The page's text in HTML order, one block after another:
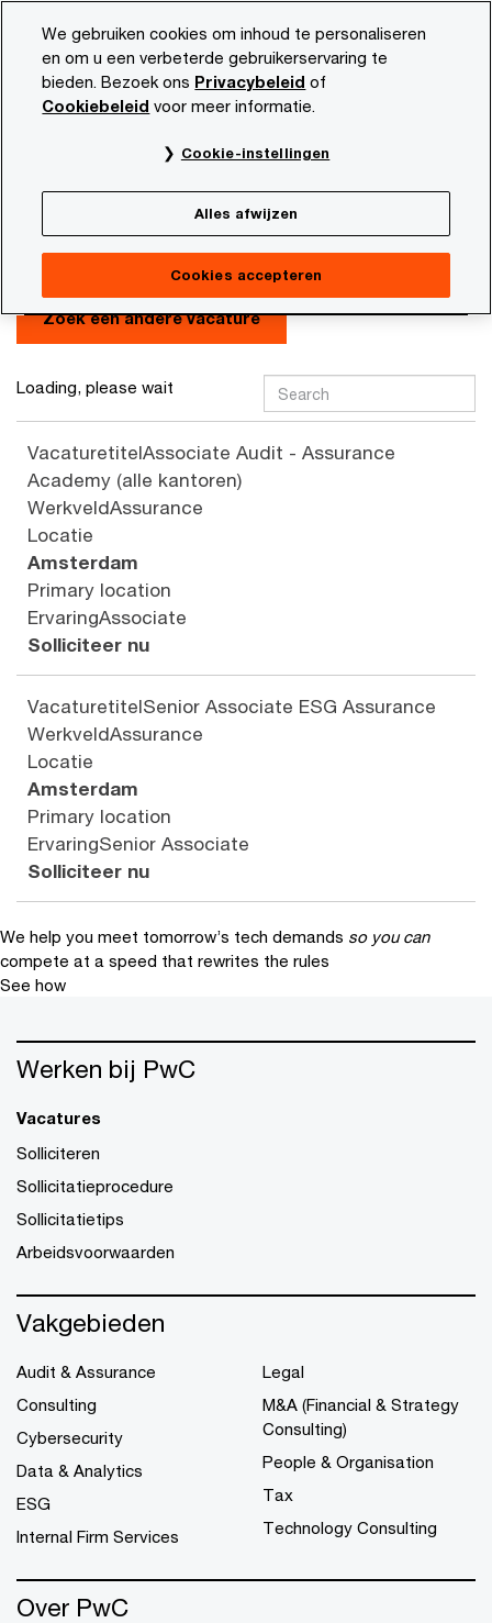
content
footer
PwC NL Carrière Zoekresultaten
Zoekresultaten
Modify search
Zoek een andere vacature
Loading, please wait
VacaturetitelAssociate Audit - Assurance
Academy (alle kantoren)
WerkveldAssurance
Locatie
Amsterdam
Primary location
ErvaringAssociate
Solliciteer nu
VacaturetitelSenior Associate ESG Assurance
WerkveldAssurance
Locatie
Amsterdam
Primary location
ErvaringSenior Associate
Solliciteer nu
We help you meet tomorrow’s tech demands so you can
compete at a speed that rewrites the rules
See how
Werken bij PwC
Vacatures
Solliciteren
Sollicitatieprocedure
Sollicitatietips
Arbeidsvoorwaarden
Vakgebieden
Audit & Assurance
Consulting
Cybersecurity
Data & Analytics
ESG
Internal Firm Services
Legal
M&A (Financial & Strategy
Consulting)
People & Organisation
Tax
Technology Consulting
Over PwC
We gebruiken cookies om inhoud te personaliseren
en om u een verbeterde gebruikerservaring te
bieden. Bezoek ons Privacybeleid of
Cookiebeleid voor meer informatie.
Cookie-instellingen
Alles afwijzen
Cookies accepteren